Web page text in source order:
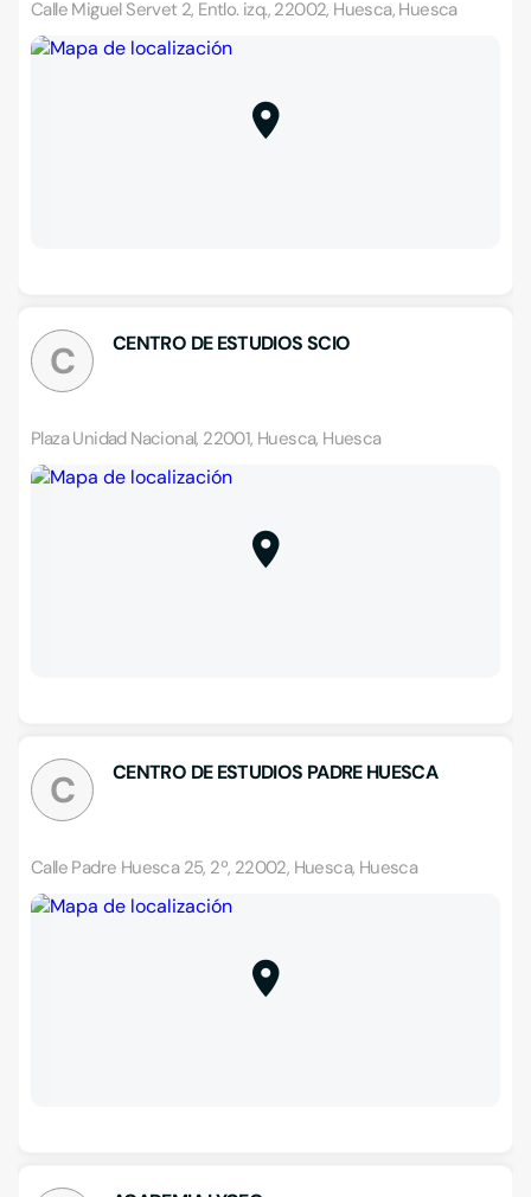
Calle Miguel Servet 2, Entlo. izq., 22002, Huesca, Huesca
C CENTRO DE ESTUDIOS SCIO
Plaza Unidad Nacional, 22001, Huesca, Huesca
C CENTRO DE ESTUDIOS PADRE HUESCA
Calle Padre Huesca 25, 2º, 22002, Huesca, Huesca